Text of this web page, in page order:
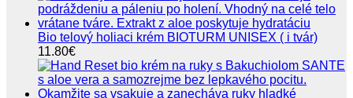
Bio telový holiaci krém BIOTURM UNISEX ( i tvár)
11.80€